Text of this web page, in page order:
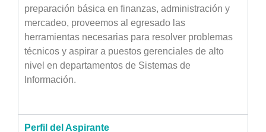
preparación básica en finanzas, administración y
mercadeo, proveemos al egresado las
herramientas necesarias para resolver problemas
técnicos y aspirar a puestos gerenciales de alto
nivel en departamentos de Sistemas de
Información.
Perfil del Aspirante